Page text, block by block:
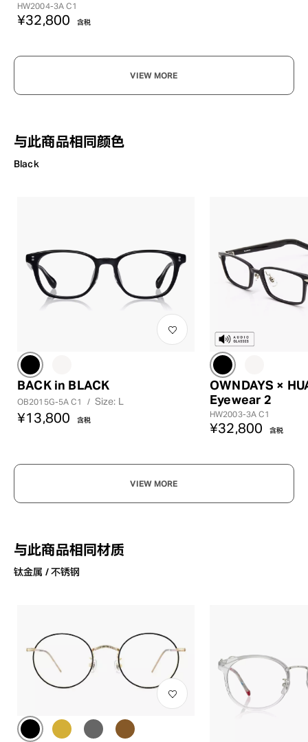
HW2004-3A C1
¥32,800 含税
VIEW MORE
与此商品相同颜色
Black
BACK in BLACK
OB2015G-5A C1 / Size: L
¥13,800 含税
OWNDAYS ×
Eyewear 2
HW2003-3A C1
¥32,800 含税
VIEW MORE
与此商品相同材质
钛金属 / 不锈钢